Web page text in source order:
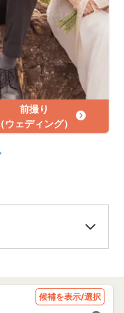
前撮り
（ウェディング）
候補を表示/選択